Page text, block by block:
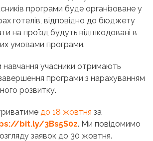
програми буде організоване у
готелів, відповідно до бюджету
на проїзд будуть відшкодовані в
умовами програми.
навчання учасники отримають
програми з нарахуванням
розвитку.
до 18 жовтня за
bit.ly/3Bs5S0z. Ми повідомимо
заявок до 30 жовтня.